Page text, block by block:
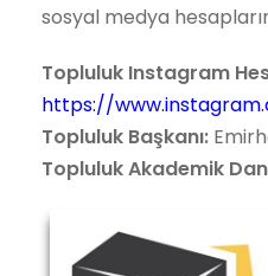
sosyal medya
Topluluk Instagram
https://
Topluluk Başkanı:
Topluluk Akademik